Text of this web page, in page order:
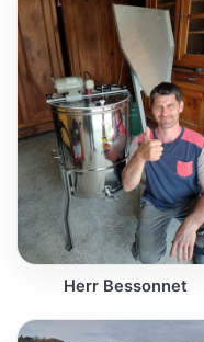
Herr Bessonnet